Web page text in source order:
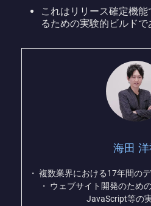
これはリリース確定機
るための実験的ビルドで
海田
・ 複数業界における17年間の
・ ウェブサイト開発のため
JavaScript等の